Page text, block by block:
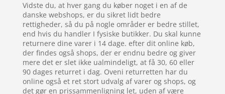
Vidste du, at hver gang du køber noget i en af de
danske webshops, er du sikret lidt bedre
rettigheder, så du på nogle områder er bedre stillet,
end hvis du handler I fysiske butikker. Du skal kunne
returnere dine varer i 14 dage. efter dit online køb,
der findes også shops, der er endnu bedre og giver
mere det er slet ikke ualmindeligt, at få 30, 60 eller
90 dages returret i dag. Oveni returretten har du
online også et ret stort udvalg af varer og shops, og
det gør en prissammenligning let, uden af være